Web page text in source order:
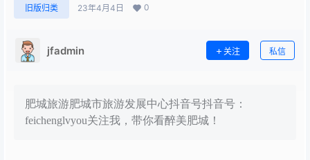
旧版归类 23年4月4日 0
jfadmin 关注 私信
肥城旅游肥城市旅游发展中心抖音号抖音号：
feichenglvyou关注我，带你看醉美肥城！